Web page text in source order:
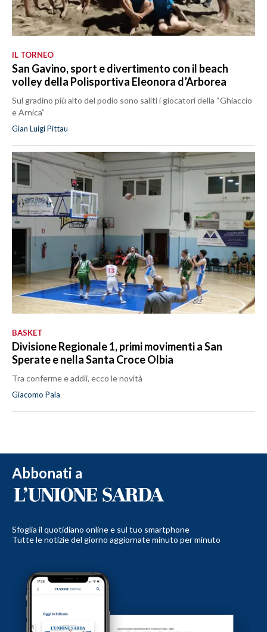
IL TORNEO
San Gavino, sport e divertimento con il beach
volley della Polisportiva Eleonora d’Arborea
Sul gradino più alto del podio sono saliti i giocatori della “Ghiaccio
e Arnica”
Gian Luigi Pittau
BASKET
Divisione Regionale 1, primi movimenti a San
Sperate e nella Santa Croce Olbia
Tra conferme e addii, ecco le novità
Giacomo Pala
Abbonati a
Sfoglia il quotidiano online e sul tuo smartphone
Tutte le notizie del giorno aggiornate minuto per minuto